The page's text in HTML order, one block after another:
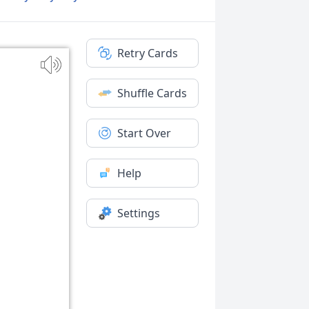
Retry Cards
Shuffle Cards
Start Over
Help
Settings